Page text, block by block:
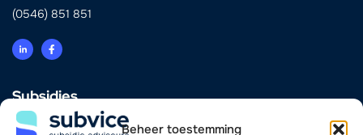
Beheer toestemming
(0546) 851 851
Subsidies
Innovatie